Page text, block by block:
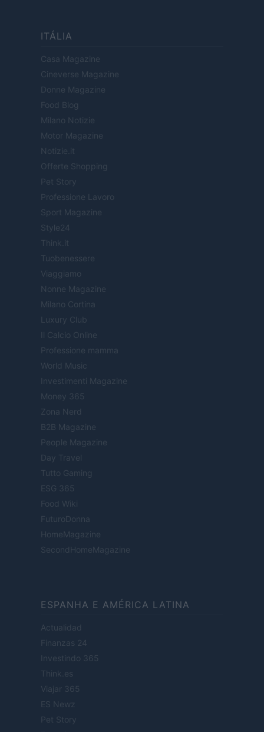
ITÁLIA
Casa Magazine
Cineverse Magazine
Donne Magazine
Food Blog
Milano Notizie
Motor Magazine
Notizie.it
Offerte Shopping
Pet Story
Professione Lavoro
Sport Magazine
Style24
Think.it
Tuobenessere
Viaggiamo
Nonne Magazine
Milano Cortina
Luxury Club
Il Calcio Online
Professione mamma
World Music
Investimenti Magazine
Money 365
Zona Nerd
B2B Magazine
People Magazine
Day Travel
Tutto Gaming
ESG 365
Food Wiki
FuturoDonna
HomeMagazine
SecondHomeMagazine
ESPANHA E AMÉRICA LATINA
Actualidad
Finanzas 24
Investindo 365
Think.es
Viajar 365
ES Newz
Pet Story